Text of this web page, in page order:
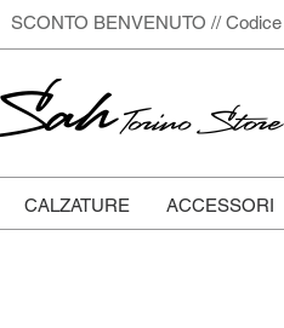
SCONTO BENVENUTO //
Torino Store
CALZATURE ACCESSORI